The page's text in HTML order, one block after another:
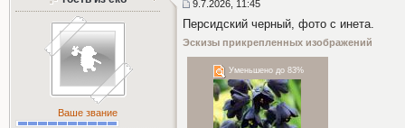
Ваше звание
9.7.2026, 11:45
Персидский черный, фото с инета.
Эскизы прикрепленных изображений
Уменьшено до 83%